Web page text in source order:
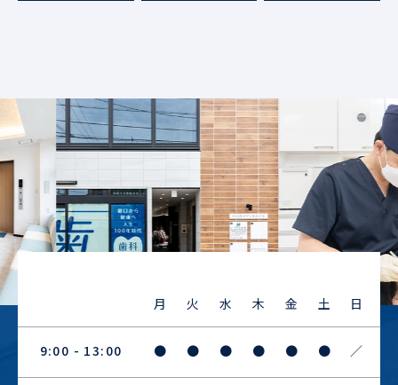
Previous Next
月 火 水 木 金 土 日
9:00 - 13:00 ● ● ● ● ● ● ／